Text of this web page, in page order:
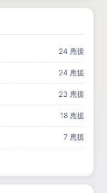
24 應援
24 應援
23 應援
18 應援
7 應援